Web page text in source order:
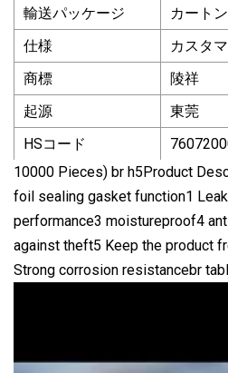
輸送パッケージ
カートン
仕様
カスタ
商標
陵祥
起源
東莞
HSコード
10000 Pieces) br h5Product
foil sealing gasket function1
performance3 moistureproof4
against theft5 Keep the product
Strong corrosion resistancebr